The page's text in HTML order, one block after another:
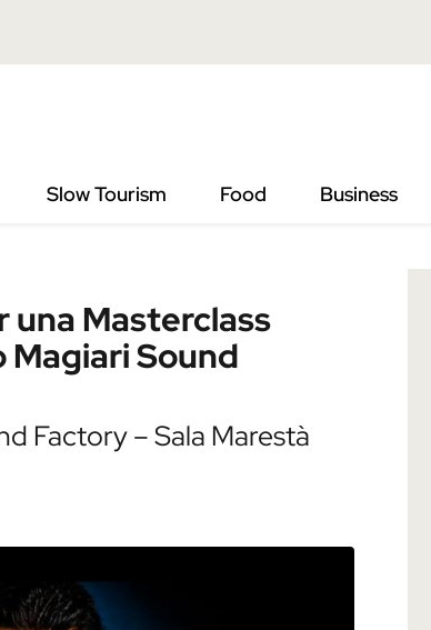
Slow Tourism Food Business
speciale di recitazione, presso Magiari Sound Factory
una Masterclass
Magiari Sound
Factory – Sala Marestà